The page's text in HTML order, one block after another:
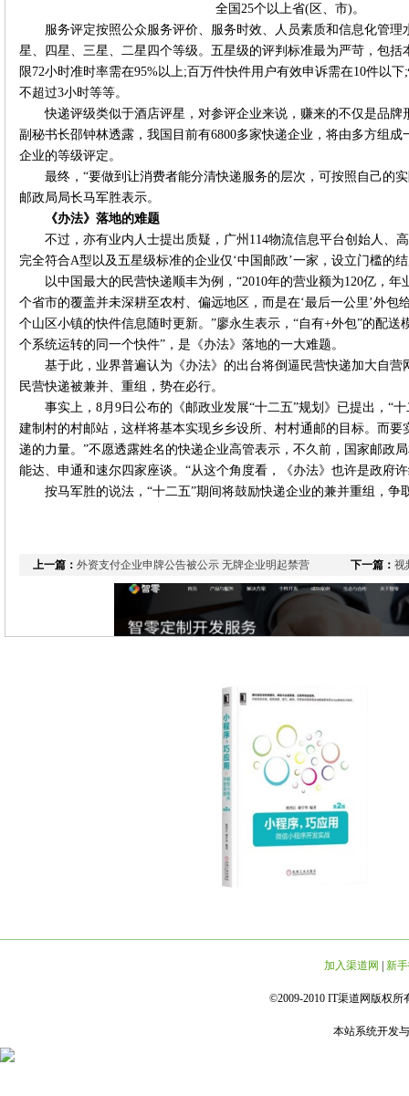
全国25个以上省(区、市)。
服务评定按照公众服务评价、服务时效、人员素质和信息化管
星、四星、三星、二星四个等级。五星级的评判标准最为严苛，包
限72小时准时率需在95%以上;百万件快件用户有效申诉需在10件以
不超过3小时等等。
快递评级类似于酒店评星，对参评企业来说，赚来的不仅是品牌
副秘书长邵钟林透露，我国目前有6800多家快递企业，将由多方组
企业的等级评定。
最终，“要做到让消费者能分清快递服务的层次，可按照自己的
邮政局局长马军胜表示。
《办法》落地的难题
不过，亦有业内人士提出质疑，广州114物流信息平台创始人、
完全符合A型以及五星级标准的企业仅‘中国邮政’一家，设立门槛的结
以中国最大的民营快递顺丰为例，“2010年的营业额为120亿，
个省市的覆盖并未深耕至农村、偏远地区，而是在‘最后一公里’外包
个山区小镇的快件信息随时更新。”廖永生表示，“自有+外包”的配送
个系统运转的同一个快件”，是《办法》落地的一大难题。
基于此，业界普遍认为《办法》的出台将倒逼民营快递加大自
民营快递被兼并、重组，势在必行。
事实上，8月9日公布的《邮政业发展“十二五”规划》已提出，“
建制村的村邮站，这样将基本实现乡乡设所、村村通邮的目标。而
递的力量。”不愿透露姓名的快递企业高管表示，不久前，国家邮政
能达、申通和速尔四家座谈。“从这个角度看，《办法》也许是政府
按马军胜的说法，“十二五”期间将鼓励快递企业的兼并重组，争
上一篇： 外资支付企业申牌公告被公示 无牌企业明起禁营 下一篇： 视
加入渠道网 新
©2009-2010 IT渠道网版权所
本站系统开发